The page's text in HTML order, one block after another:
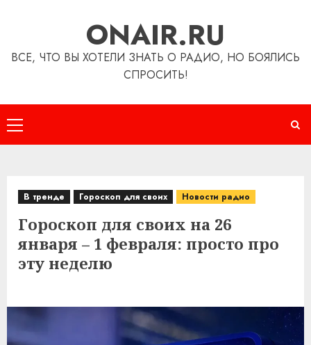
ONAIR.RU
ВСЕ, ЧТО ВЫ ХОТЕЛИ ЗНАТЬ О РАДИО, НО БОЯЛИСЬ
СПРОСИТЬ!
Основное
меню
В тренде Гороскоп для своих Новости радио
Гороскоп для своих на 26
января – 1 февраля: просто про
эту неделю